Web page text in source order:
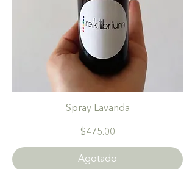
Spray Lavanda
Precio
$475.00
Agotado